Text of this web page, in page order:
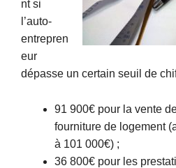
nt si
l’auto-
entrepren
eur
dépasse un certain seuil de
91 900€ pour la vente
fourniture de logement
à 101 000€) ;
36 800€ pour les